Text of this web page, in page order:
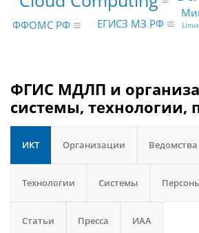
ФФОМС РФ ЕГИСЗ МЗ РФ
ФГИС МДЛП и
системы, технологии,
ИКТ Организации Ведомства
Технологии Системы
Статьи Пресса ИАА